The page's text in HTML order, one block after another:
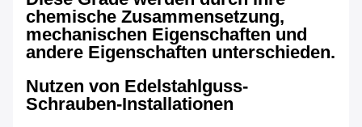
chemische Zusammensetzung,
mechanischen Eigenschaften und
andere Eigenschaften unterschieden.
Nutzen von Edelstahlguss-
Schrauben-Installationen